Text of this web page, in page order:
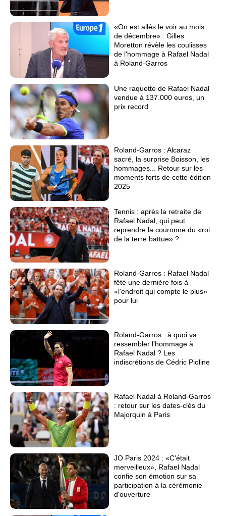
«On est allés le voir au mois
de décembre» : Gilles
Moretton révèle les coulisses
de l'hommage à Rafael Nadal
à Roland-Garros
Une raquette de Rafael Nadal
vendue à 137.000 euros, un
prix record
Roland-Garros : Alcaraz
sacré, la surprise Boisson, les
hommages... Retour sur les
moments forts de cette édition
2025
Tennis : après la retraite de
Rafael Nadal, qui peut
reprendre la couronne du «roi
de la terre battue» ?
Roland-Garros : Rafael Nadal
fêté une dernière fois à
«l'endroit qui compte le plus»
pour lui
Roland-Garros : à quoi va
ressembler l'hommage à
Rafael Nadal ? Les
indiscrétions de Cédric Pioline
Rafael Nadal à Roland-Garros
: retour sur les dates-clés du
Majorquin à Paris
JO Paris 2024 : «C'était
merveilleux», Rafael Nadal
confie son émotion sur sa
participation à la cérémonie
d'ouverture